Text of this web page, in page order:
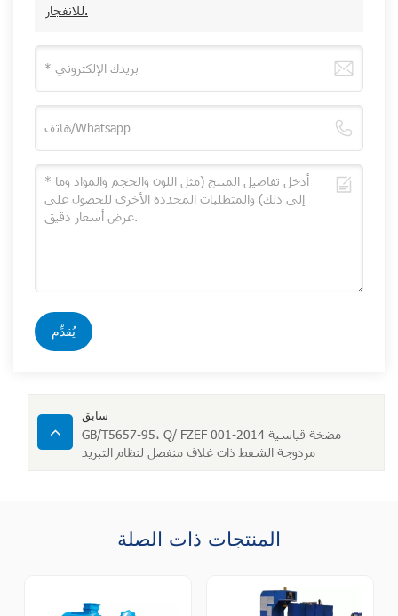
للانفجار.
يُقدِّم
سابق
GB/T5657-95، Q/ FZEF 001-2014 مضخة قياسية
مزدوجة الشفط ذات غلاف منفصل لنظام التبريد
المنتجات ذات الصلة